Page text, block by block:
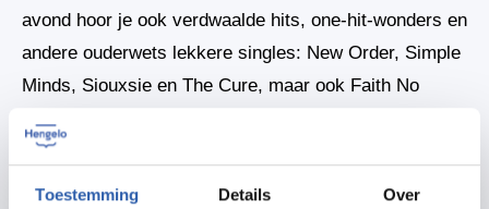
Toestemming Details Over
avond hoor je ook verdwaalde hits, one-hit-wonders en
andere ouderwets lekkere singles: New Order, Simple
Minds, Siouxsie en The Cure, maar ook Faith No
Kijk ook niet vreemd op als je een dikke hit voorbij
hoort komen of een hiphop- of houseklassieker, want